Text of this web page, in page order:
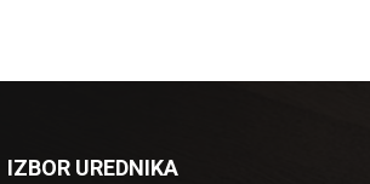
IZBOR UREDNIKA